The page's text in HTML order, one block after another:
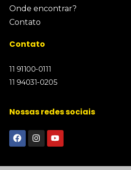
Onde encontrar?
Contato
Contato
11 91100-0111
11 94031-0205
Nossas redes sociais